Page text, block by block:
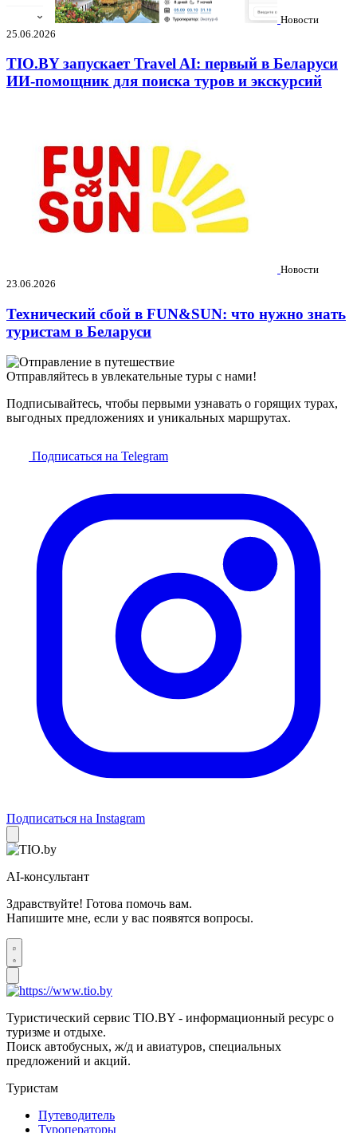
Новости
25.06.2026
TIO.BY запускает Travel AI: первый в Беларуси
ИИ-помощник для поиска туров и экскурсий
Новости
23.06.2026
Технический сбой в FUN&SUN: что нужно знать
туристам в Беларуси
Отправляйтесь в увлекательные туры с нами!
Подписывайтесь, чтобы первыми узнавать о горящих турах,
выгодных предложениях и уникальных маршрутах.
Подписаться на Telegram
Подписаться на Instagram
AI-консультант
Здравствуйте! Готова помочь вам.
Напишите мне, если у вас появятся вопросы.
Туристический сервис TIO.BY - информационный ресурс о
туризме и отдыхе.
Поиск автобусных, ж/д и авиатуров, специальных
предложений и акций.
Туристам
Путеводитель
Туроператоры